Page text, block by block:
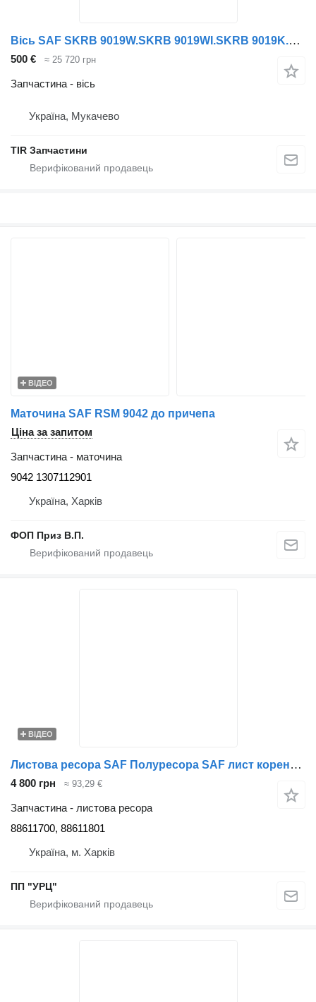
Вісь SAF SKRB 9019W.SKRB 9019WI.SKRB 9019K.SKRB 9019KI до причепа
500 € ≈ 25 720 грн
Запчастина - вісь
Україна, Мукачево
TIR Запчастини
ВІДЕО
Маточина SAF RSM 9042 до причепа
Ціна за запитом
Запчастина - маточина
9042 1307112901
Україна, Харків
ФОП Приз В.П.
ВІДЕО
Листова ресора SAF Полуресора SAF лист кореної Schomaecker Шумейкер 88611700 до причепа
4 800 грн ≈ 93,29 €
Запчастина - листова ресора
88611700, 88611801
Україна, м. Харків
ПП "УРЦ"